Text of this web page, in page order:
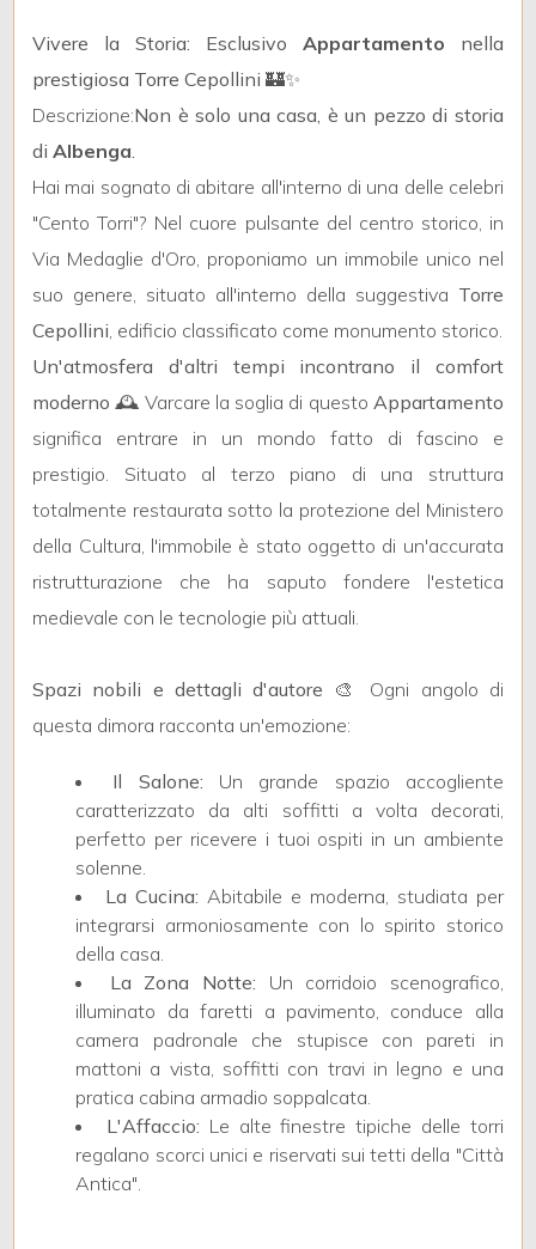
Vivere la Storia: Esclusivo Appartamento nella
prestigiosa Torre Cepollini 🏰✨
Descrizione:Non è solo una casa, è un pezzo di storia
diAlbenga.
Hai mai sognato di abitare all'interno di una delle celebri
"Cento Torri"? Nel cuore pulsante del centro storico, in
Via Medaglie d'Oro, proponiamo un immobile unico nel
suo genere, situato all'interno della suggestiva Torre
Cepollini, edificio classificato come monumento storico.
Un'atmosfera d'altri tempi incontrano il comfort
moderno 🕰️ Varcare la soglia di questo Appartamento
significa entrare in un mondo fatto di fascino e
prestigio. Situato al terzo piano di una struttura
totalmente restaurata sotto la protezione del Ministero
della Cultura, l'immobile è stato oggetto di un'accurata
ristrutturazione che ha saputo fondere l'estetica
medievale con le tecnologie più attuali.
Spazi nobili e dettagli d'autore 🎨 Ogni angolo di
questa dimora racconta un'emozione:
Il Salone: Un grande spazio accogliente
caratterizzato da alti soffitti a volta decorati,
perfetto per ricevere i tuoi ospiti in un ambiente
solenne.
La Cucina: Abitabile e moderna, studiata per
integrarsi armoniosamente con lo spirito storico
della casa.
La Zona Notte: Un corridoio scenografico,
illuminato da faretti a pavimento, conduce alla
camera padronale che stupisce con pareti in
mattoni a vista, soffitti con travi in legno e una
pratica cabina armadio soppalcata.
L'Affaccio: Le alte finestre tipiche delle torri
regalano scorci unici e riservati sui tetti della "Città
Antica".
Locali
minimi
Qualsiasi
1
2
3
4
5
5+
Bagni
minimi
Qualsiasi